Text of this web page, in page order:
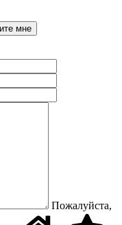
Пожалуйста,